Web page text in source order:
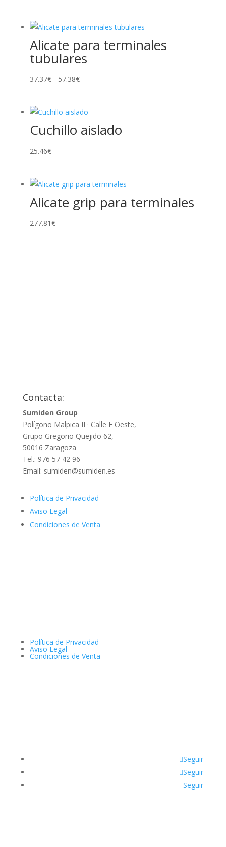
Alicate para terminales
tubulares
37.37€ - 57.38€Rango
desde
37.37€
Cuchillo aislado
25.46€
Alicate grip para terminales
277.81€
Contacta:
Sumiden Group
Polígono Malpica II · Calle F Oeste,
Grupo Gregorio Quejido 62,
50016 Zaragoza
Tel.: 976 57 42 96
Email: sumiden@sumiden.es
Política de Privacidad
Aviso Legal
Condiciones de Venta
Política de Privacidad
Aviso Legal
Condiciones de Venta
Seguir
Seguir
Seguir